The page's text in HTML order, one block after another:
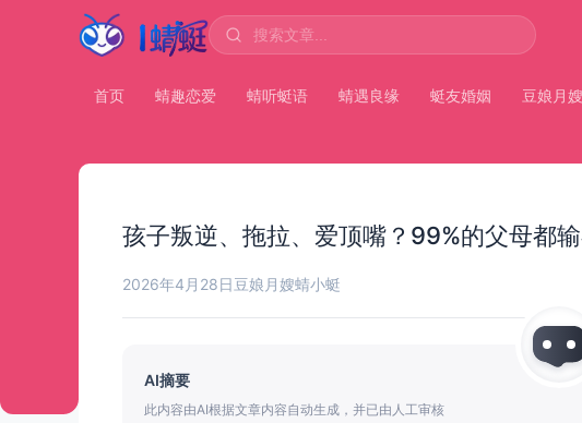
首页 蜻趣恋爱 蜻听蜓语 蜻遇良缘 蜓友婚姻 豆娘月嫂
孩子叛逆、拖拉、爱顶嘴？99%的父母都
2026年4月28日豆娘月嫂蜻小蜓
AI摘要
此内容由AI根据文章内容自动生成，并已由人工审核